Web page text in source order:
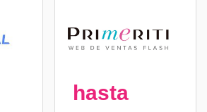
hasta